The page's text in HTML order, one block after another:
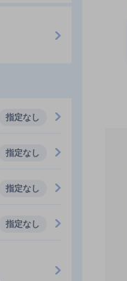
指定なし
指定なし
指定なし
指定なし